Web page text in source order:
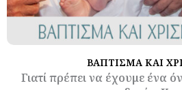
ΒΑΠΤΙΣΜΑ ΚΑΙ
Γιατί πρέπει να έχουμε ένα